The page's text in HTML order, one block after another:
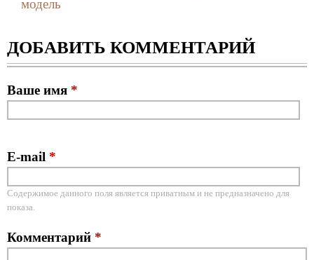
модель
ДОБАВИТЬ КОММЕНТАРИЙ
Ваше имя *
E-mail *
Содержимое данного поля является приватным и не предназначено для
показа.
Комментарий *